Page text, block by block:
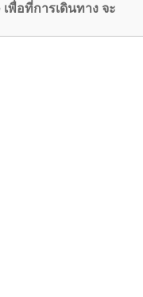
พื่อที่การเดินทาง จะ